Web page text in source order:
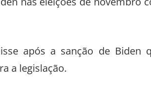
nas eleições de novembro
após a sanção de Biden
a legislação.